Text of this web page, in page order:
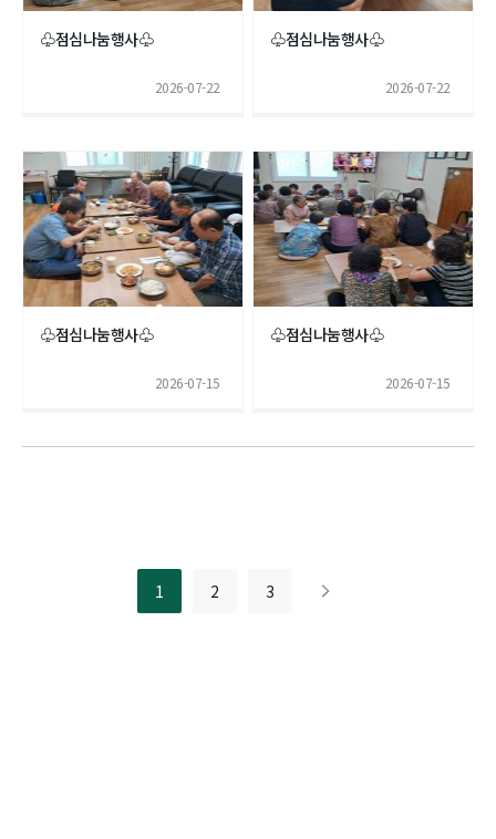
♧점심나눔행사♧
2026-07-22
♧점심나눔행사♧
2026-07-22
♧점심나눔행사♧
2026-07-15
♧점심나눔행사♧
2026-07-15
1 2 3 >